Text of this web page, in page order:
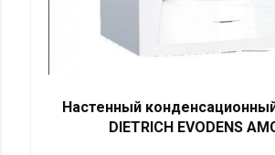
Настенный
DIETRICH EVODENS